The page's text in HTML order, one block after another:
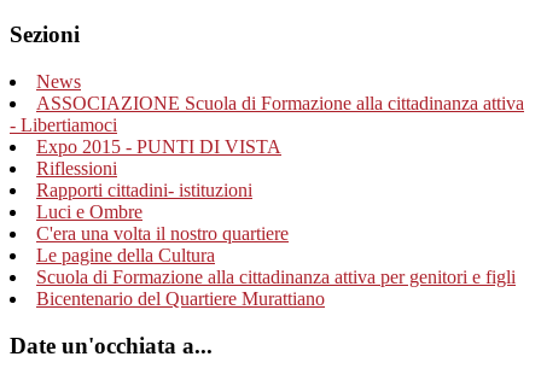
Sezioni
News
ASSOCIAZIONE Scuola di Formazione alla cittadinanza attiva
- Libertiamoci
Expo 2015 - PUNTI DI VISTA
Riflessioni
Rapporti cittadini- istituzioni
Luci e Ombre
C'era una volta il nostro quartiere
Le pagine della Cultura
Scuola di Formazione alla cittadinanza attiva per genitori e figli
Bicentenario del Quartiere Murattiano
Date un'occhiata a...